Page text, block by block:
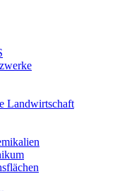
Landwirtschaft